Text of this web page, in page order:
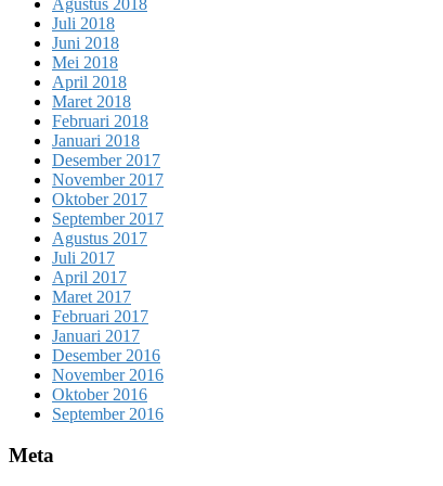
Juli 2018
Juni 2018
Mei 2018
April 2018
Maret 2018
Februari 2018
Januari 2018
Desember 2017
November 2017
Oktober 2017
September 2017
Agustus 2017
Juli 2017
April 2017
Maret 2017
Februari 2017
Januari 2017
Desember 2016
November 2016
Oktober 2016
September 2016
Meta